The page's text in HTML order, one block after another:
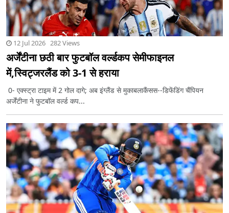
12 Jul 2026 282 Views
अर्जेंटीना छठी बार फुटबॉल वर्ल्डकप सेमीफाइनल
में,स्विट्जरलैंड को 3-1 से हराया
0- एक्स्ट्रा टाइम में 2 गोल दागे; अब इंग्लैंड से मुकाबलाकैंसस--डिफेंडिंग चैंपियन
अर्जेंटीना ने फुटबॉल वर्ल्ड कप...